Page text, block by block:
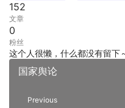
152
文章
0
粉丝
这个人很懒，什么都没有留下
国家舆论
Previous